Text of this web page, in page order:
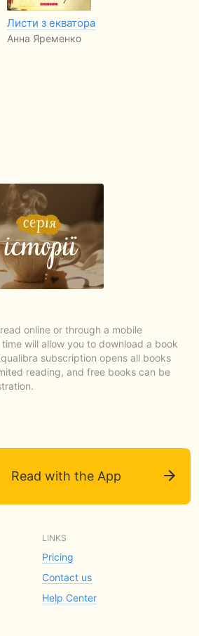
Листи з екватора
Анна Яременко
online or through a mobile
will allow you to download a book
subscription opens all books
reading, and free books can be
Read with the App
LINKS
Pricing
Contact us
Help Center